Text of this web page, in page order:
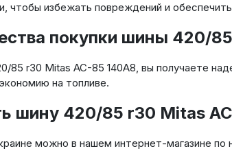
чтобы избежать повреждений и
покупки шины 420/
85 r30 Mitas AC-85 140A8, вы получаете
на топливе.
шину 420/85 r30 Mitas
можно в нашем интернет-магазине